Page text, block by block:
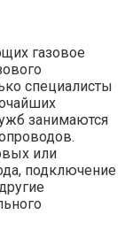
газовое
специалисты
занимаются
или
подключение